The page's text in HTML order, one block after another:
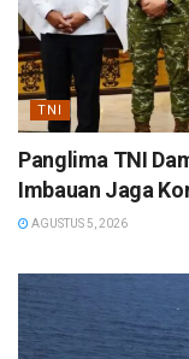
TNI
Panglima TNI
Imbauan Jaga
AGUSTUS 5, 2026